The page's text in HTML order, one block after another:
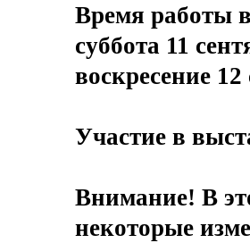
Время работы
суббота 11
воскресение
Участие в
Внимание! В
некоторые